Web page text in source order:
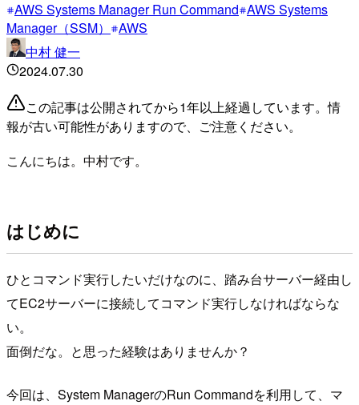
AWS Systems Manager Run Command AWS Systems
Manager（SSM）
AWS
中村 健一
2024.07.30
この記事は公開されてから1年以上経過しています。情
報が古い可能性がありますので、ご注意ください。
こんにちは。中村です。
はじめに
ひとコマンド実行したいだけなのに、踏み台サーバー経由し
てEC2サーバーに接続してコマンド実行しなければならな
い。
面倒だな。と思った経験はありませんか？
今回は、System ManagerのRun Commandを利用して、マ